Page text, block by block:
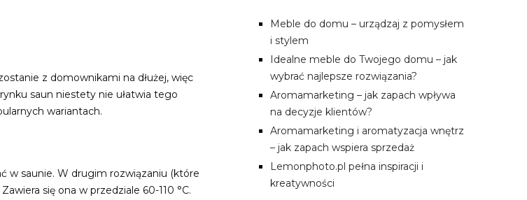
z domownikami na dłużej, więc
saun niestety nie ułatwia tego
wariantach.
w saunie. W drugim rozwiązaniu (które
się ona w przedziale 60-110 °C.
Meble do domu – urządzaj z pomysłem
i stylem
Idealne meble do Twojego domu – jak
wybrać najlepsze rozwiązania?
Aromamarketing – jak zapach wpływa
na decyzje klientów?
Aromamarketing i aromatyzacja wnętrz
– jak zapach wspiera sprzedaż
Lemonphoto.pl pełna inspiracji i
kreatywności